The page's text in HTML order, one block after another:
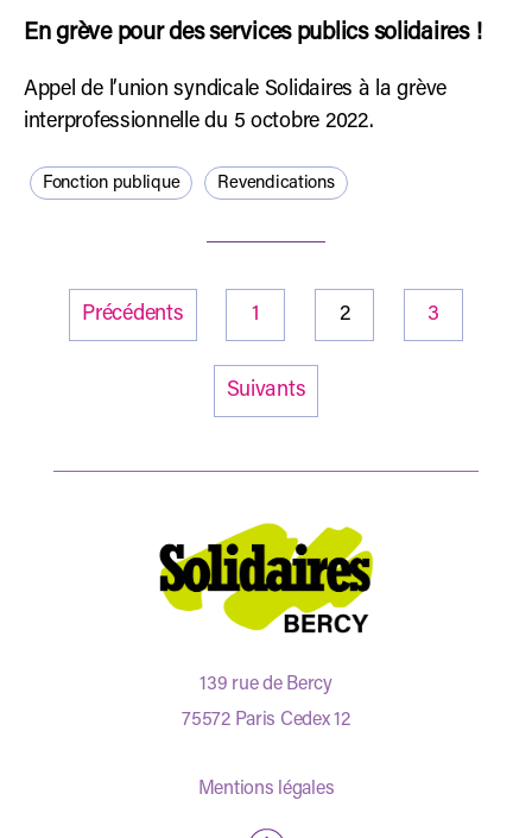
En grève pour des services publics solidaires !
Appel de l’union syndicale Solidaires à la grève
interprofessionnelle du 5 octobre 2022.
Fonction publique Revendications
Précédents 1 2 3
Suivants
139 rue de Bercy
75572 Paris Cedex 12
Mentions légales